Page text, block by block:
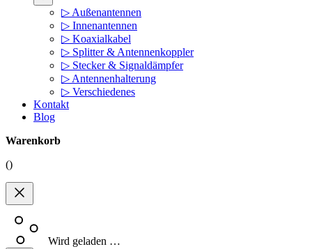
▷ Außenantennen
▷ Innenantennen
▷ Koaxialkabel
▷ Splitter & Antennenkoppler
▷ Stecker & Signaldämpfer
▷ Antennenhalterung
▷ Verschiedenes
Kontakt
Blog
Warenkorb
()
Wird geladen …